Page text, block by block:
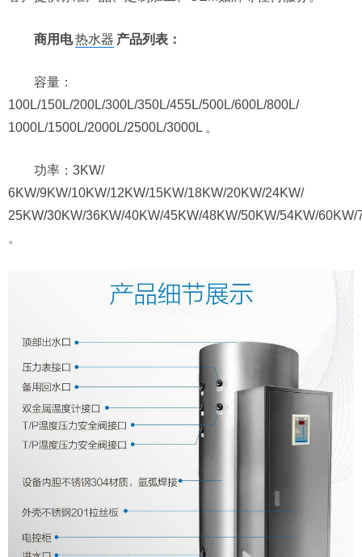
商用电热水器 产品列表：
容量：
100L/150L/200L/300L/350L/455L/500L/600L/800L/
1000L/1500L/2000L/2500L/3000L 。
功率：3KW/
6KW/9KW/10KW/12KW/15KW/18KW/20KW/24KW/
25KW/30KW/36KW/40KW/45KW/48KW/50KW/54KW/
。